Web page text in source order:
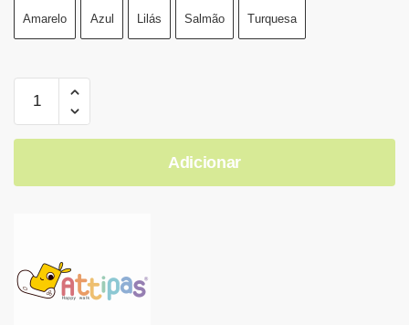
Amarelo Azul Lilás Salmão Turquesa
Adicionar